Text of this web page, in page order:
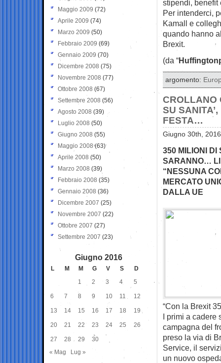
stipendi, benefit
Per intenderci,
Kamall e
quando hanno
Brexit.
(da “
argomento:
CROLLANO
SU
FESTA…
Giugno 30th,
350 MILIONI DI
SARANNO…
“NESSUNA
MERCATO
DALLA UE
“Con la Brexit
I primi a cadere
campagna del
preso la via di
Service, il
un nuovo
Maggio 2009 (72)
Aprile 2009 (74)
Marzo 2009 (50)
Febbraio 2009 (69)
Gennaio 2009 (70)
Dicembre 2008 (75)
Novembre 2008 (77)
Ottobre 2008 (67)
Settembre 2008 (56)
Agosto 2008 (39)
Luglio 2008 (50)
Giugno 2008 (55)
Maggio 2008(63)
Aprile 2008 (50)
Marzo 2008 (39)
Febbraio 2008 (35)
Gennaio 2008 (36)
Dicembre 2007 (25)
Novembre 2007 (22)
Ottobre 2007 (27)
Settembre 2007 (23)
Giugno 2016
L M M G V S
D
1
2 3 4 5
6 7 8 9 10 11 12
13 14 15 16 17 18 19
20 21 22 23 24 25 26
27 28 29
30
« Mag
Lug »